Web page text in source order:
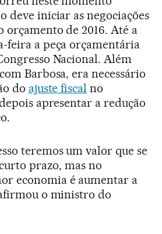
deve iniciar as negociações
orçamento de 2016. Até a
feira a peça orçamentária
Nacional. Além
Barbosa, era necessário
do ajuste fiscal no
apresentar a redução
teremos um valor que se
prazo, mas no
economia é aumentar a
o ministro do